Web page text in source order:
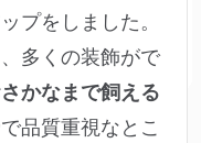
プをしました。
多くの装飾がで
かなまで飼える
品質重視なとこ